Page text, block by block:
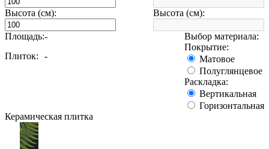
Высота (см): Высота (см):
Площадь:-
Плиток:
-
Выбор материала:
Покрытие:
Матовое
Полуглянцевое
Раскладка:
Вертикальная
Горизонтальная
Керамическая плитка